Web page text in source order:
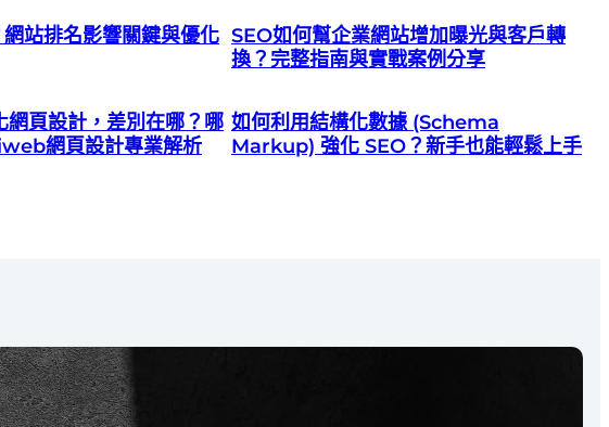
站排名影響關鍵與優化 SEO如何幫企業網站增加曝光與客戶轉
換？完整指南與實戰案例分享
網頁設計，差別在哪？哪
網頁設計專業解析
如何利用結構化數據 (Schema
Markup) 強化 SEO？新手也能輕鬆上手